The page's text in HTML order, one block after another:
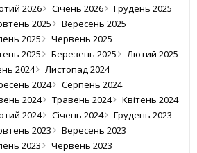
2026 Січень 2026
Грудень 2025
2025
Вересень 2025
2025
Червень 2025
2025 Березень 2025
Лютий 2025
2024
Листопад 2024
2024
Серпень 2024
2024 Травень 2024
Квітень 2024
2024 Січень 2024
Грудень 2023
2023
Вересень 2023
2023
Червень 2023